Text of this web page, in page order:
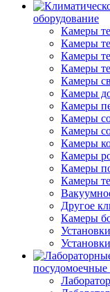
оборудование
Камеры
Камеры
Камеры
Камеры
Камеры
Камеры
Камеры
Камеры
Камеры
Камеры
Камеры
Камеры
Камеры
Другое
Камеры